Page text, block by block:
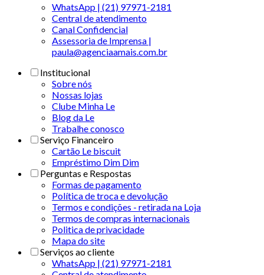
WhatsApp | (21) 97971-2181
Central de atendimento
Canal Confidencial
Assessoria de Imprensa |
paula@agenciaamais.com.br
Institucional
Sobre nós
Nossas lojas
Clube Minha Le
Blog da Le
Trabalhe conosco
Serviço Financeiro
Cartão Le biscuit
Empréstimo Dim Dim
Perguntas e Respostas
Formas de pagamento
Política de troca e devolução
Termos e condições - retirada na Loja
Termos de compras internacionais
Politica de privacidade
Mapa do site
Serviços ao cliente
WhatsApp | (21) 97971-2181